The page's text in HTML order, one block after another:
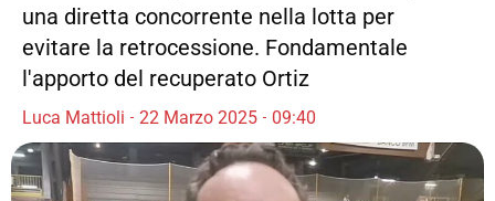
una diretta concorrente nella lotta per
evitare la retrocessione. Fondamentale
l'apporto del recuperato Ortiz
Luca Mattioli 22 Marzo 2025 09:40